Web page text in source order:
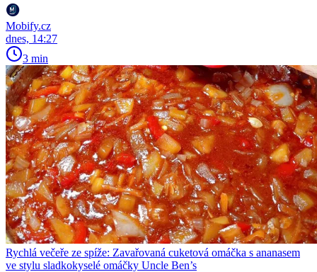
Mobify.cz
dnes, 14:27
3 min
Rychlá večeře ze spíže: Zavařovaná cuketová omáčka s ananasem
ve stylu sladkokyselé omáčky Uncle Ben’s